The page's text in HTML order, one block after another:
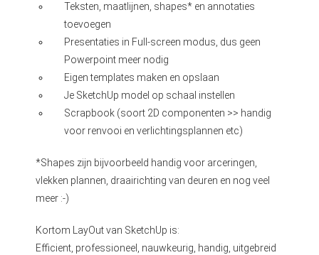
Teksten, maatlijnen, shapes* en annotaties
toevoegen
Presentaties in Full-screen modus, dus geen
Powerpoint meer nodig
Eigen templates maken en opslaan
Je SketchUp model op schaal instellen
Scrapbook (soort 2D componenten >> handig
voor renvooi en verlichtingsplannen etc)
*Shapes zijn bijvoorbeeld handig voor arceringen,
vlekken plannen, draairichting van deuren en nog veel
meer :-)
Kortom LayOut van SketchUp is:
Efficient, professioneel, nauwkeurig, handig, uitgebreid